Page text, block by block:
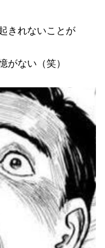
きれないことが
ない（笑）